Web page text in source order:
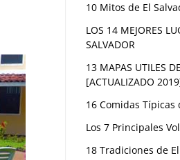
10 Mitos de El
LOS 14 MEJORES
SALVADOR
13 MAPAS UTILES
[ACTUALIZADO
16 Comidas Típicas
Los 7 Principales
18 Tradiciones de